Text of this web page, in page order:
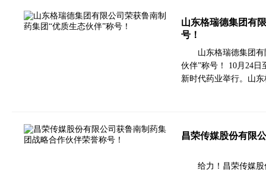
山东格瑞德集团有
号！
山东格瑞德集团
伙伴”称号！ 10月24
新时代药业举行。山
昌荣传媒股份有限
给力！昌荣传媒